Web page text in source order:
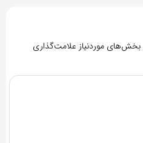
بخش‌های موردنیاز علامت‌گذاری